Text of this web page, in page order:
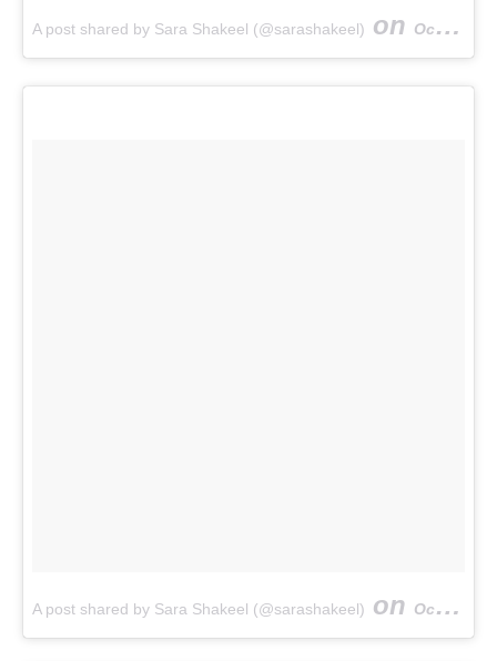
A post shared by Sara Shakeel (@sarashakeel) on Oct 31, 2017 at 1:56pm PDT
A post shared by Sara Shakeel (@sarashakeel) on Oct 27, 2017 at 8:46am PDT